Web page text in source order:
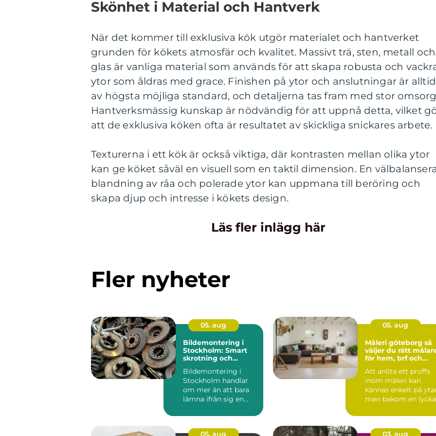
Skönhet i Material och Hantverk
När det kommer till exklusiva kök utgör materialet och hantverket
grunden för kökets atmosfär och kvalitet. Massivt trä, sten, metall och
glas är vanliga material som används för att skapa robusta och
ytor som åldras med grace. Finishen på ytor och anslutningar är alltid
av högsta möjliga standard, och detaljerna tas fram med stor
Hantverksmässig kunskap är nödvändig för att uppnå detta, vilket
att de exklusiva köken ofta är resultatet av skickliga snickares arbete.
Texturerna i ett kök är också viktiga, där kontrasten mellan olika ytor
kan ge köket såväl en visuell som en taktil dimension. En
blandning av råa och polerade ytor kan uppmana till beröring och
skapa djup och intresse i kökets design.
Läs fler inlägg här
Fler nyheter
05. aug
Bildemontering i
Stockholm: Smart
skrotning och
Bildemontering i
Stockholm handlar
om mer än att bara
lämna ifrån sig en
05. aug
Måleri göteborg så
väljer du rätt
för hem, brf och
Att anlita ett proffs
inom måleri kan
kännas enkelt på
men bakom en
05. aug 03. aug